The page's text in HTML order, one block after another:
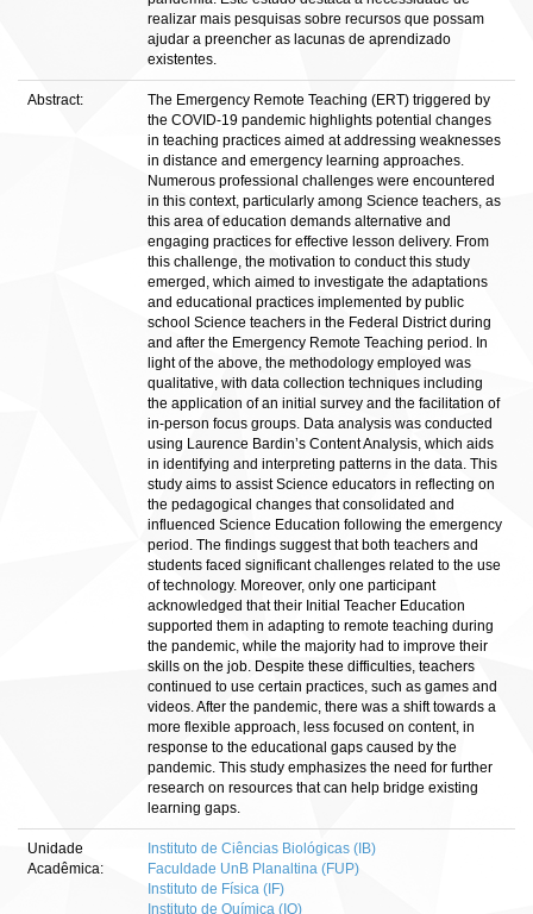
realizar mais pesquisas sobre recursos que possam
ajudar a preencher as lacunas de aprendizado
existentes.
Abstract:
The Emergency Remote Teaching (ERT) triggered by
the COVID-19 pandemic highlights potential changes
in teaching practices aimed at addressing weaknesses
in distance and emergency learning approaches.
Numerous professional challenges were encountered
in this context, particularly among Science teachers, as
this area of education demands alternative and
engaging practices for effective lesson delivery. From
this challenge, the motivation to conduct this study
emerged, which aimed to investigate the adaptations
and educational practices implemented by public
school Science teachers in the Federal District during
and after the Emergency Remote Teaching period. In
light of the above, the methodology employed was
qualitative, with data collection techniques including
the application of an initial survey and the facilitation of
in-person focus groups. Data analysis was conducted
using Laurence Bardin’s Content Analysis, which aids
in identifying and interpreting patterns in the data. This
study aims to assist Science educators in reflecting on
the pedagogical changes that consolidated and
influenced Science Education following the emergency
period. The findings suggest that both teachers and
students faced significant challenges related to the use
of technology. Moreover, only one participant
acknowledged that their Initial Teacher Education
supported them in adapting to remote teaching during
the pandemic, while the majority had to improve their
skills on the job. Despite these difficulties, teachers
continued to use certain practices, such as games and
videos. After the pandemic, there was a shift towards a
more flexible approach, less focused on content, in
response to the educational gaps caused by the
pandemic. This study emphasizes the need for further
research on resources that can help bridge existing
learning gaps.
Unidade
Acadêmica:
Instituto de Ciências Biológicas (IB)
Faculdade UnB Planaltina (FUP)
Instituto de Física (IF)
Instituto de Química (IQ)